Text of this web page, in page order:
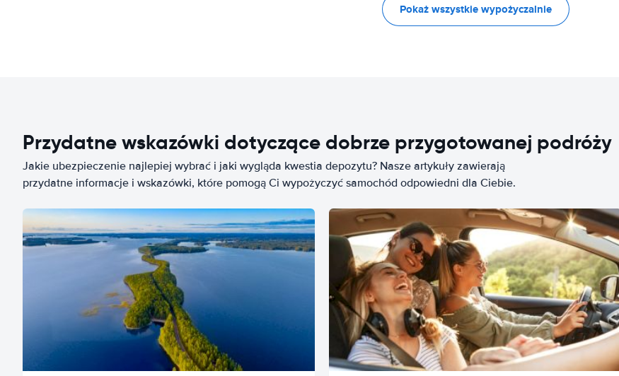
Pokaż wszystkie wypożyczalnie
Przydatne wskazówki dotyczące dobrze przygotowanej podróży
Jakie ubezpieczenie najlepiej wybrać i jaki wygląda kwestia depozytu? Nasze artykuły zawierają
przydatne informacje i wskazówki, które pomogą Ci wypożyczyć samochód odpowiedni dla Ciebie.